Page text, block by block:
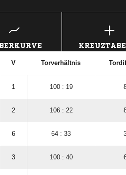
V Torverhältnis
1 100 : 19
2 106 : 22
6 64 : 33
3 100 : 40